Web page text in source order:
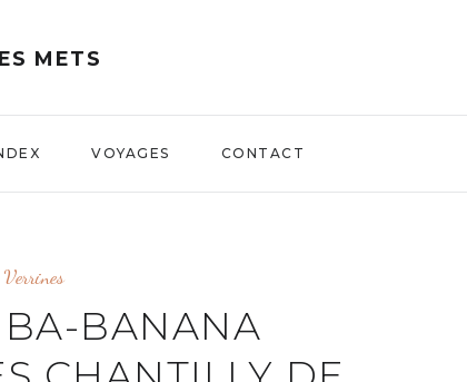
METS
VOYAGES CONTACT
Verrines
BANANA